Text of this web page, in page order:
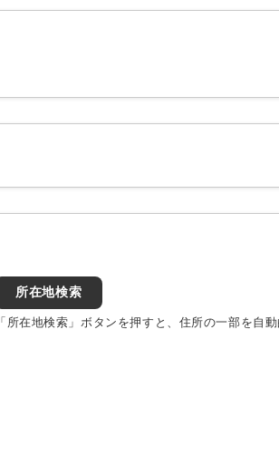
所在地検索
「所在地検索」ボタンを押すと、住所の一部を自動